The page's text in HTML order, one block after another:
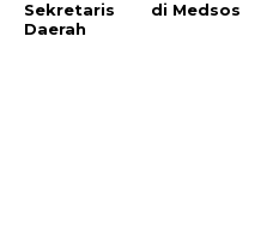
Sekretaris
Daerah
di Medsos